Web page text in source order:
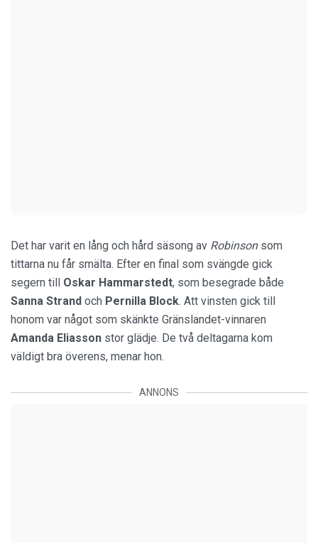
Det har varit en lång och hård säsong av Robinson som
tittarna nu får smälta. Efter en final som svängde gick
segern till Oskar Hammarstedt, som besegrade både
Sanna Strand och Pernilla Block. Att vinsten gick till
honom var något som skänkte Gränslandet-vinnaren
Amanda Eliasson stor glädje. De två deltagarna kom
väldigt bra överens, menar hon.
ANNONS